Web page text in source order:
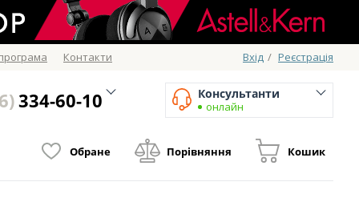
Контакти Вхід / Реєстрація
334-60-10 Консультанти
онлайн
Обране Порівняння Кошик